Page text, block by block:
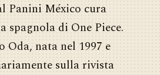
Panini México cura
spagnola di One Piece.
nata nel 1997 e
sulla rivista